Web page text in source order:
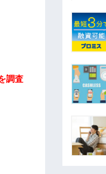
調査